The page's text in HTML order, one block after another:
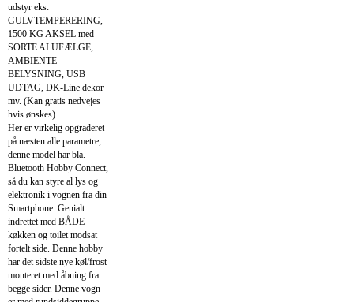
udstyr eks:
GULVTEMPERERING,
1500 KG AKSEL med
SORTE ALUFÆLGE,
AMBIENTE
BELYSNING, USB
UDTAG, DK-Line dekor
mv. (Kan gratis nedvejes
hvis ønskes)
Her er virkelig opgraderet
på næsten alle parametre,
denne model har bla.
Bluetooth Hobby Connect,
så du kan styre al lys og
elektronik i vognen fra din
Smartphone. Genialt
indrettet med BÅDE
køkken og toilet modsat
fortelt side. Denne hobby
har det sidste nye køl/frost
monteret med åbning fra
begge sider. Denne vogn